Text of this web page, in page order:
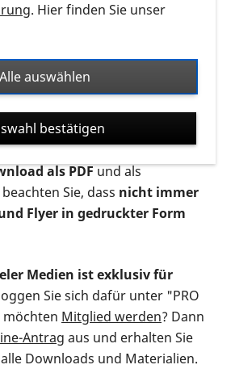
Sie sämtliches Infomaterial
Formatfilter, um ausschließlich
Audios oder Videos zu
Flyer und Broschüren werden in
angeboten: zur
als gedruckte Variante
als PDFund als
Sie, dass nicht immer
Flyer in gedruckter Form
Medien ist exklusiv für
Sie sich dafür unter "PRO
möchten Mitglied werden? Dann
Antrag aus und erhalten Sie
Downloads und Materialien.
. Hier finden Sie unser
Alle auswählen
bestätigen